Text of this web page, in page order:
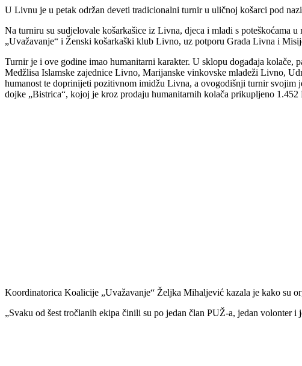
U Livnu je u petak održan deveti tradicionalni turnir u uličnoj košarci pod
Na turniru su sudjelovale košarkašice iz Livna, djeca i mladi s
„Uvažavanje“ i Ženski košarkaški klub Livno, uz potporu Grada Livna i
Turnir je i ove godine imao humanitarni karakter. U sklopu događaja kolače,
Medžlisa Islamske zajednice Livno, Marijanske vinkovske mladeži Livno,
humanost te doprinijeti pozitivnom imidžu Livna, a ovogodišnji turnir
dojke „Bistrica“, kojoj je kroz prodaju humanitarnih kolača prikupljeno
Koordinatorica Koalicije „Uvažavanje“ Željka Mihaljević kazala je kako su
„Svaku od šest tročlanih ekipa činili su po jedan član PUŽ-a, jedan volonter i